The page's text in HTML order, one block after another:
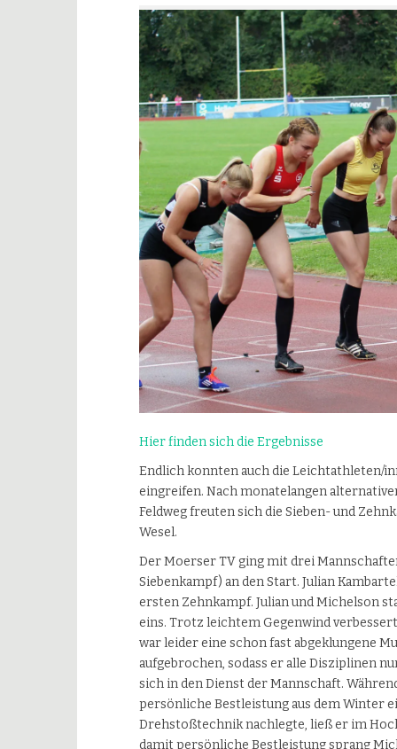
Hier finden sich die Ergebnisse
Endlich konnten auch die Leichtathleten/
eingreifen. Nach monatelangen
Feldweg freuten sich die Sieben- und
Wesel.
Der Moerser TV ging mit drei
Siebenkampf) an den Start. Julian
ersten Zehnkampf. Julian und Michelson
eins. Trotz leichtem Gegenwind
war leider eine schon fast abgeklungene
aufgebrochen, sodass er alle Disziplinen
sich in den Dienst der Mannschaft.
persönliche Bestleistung aus dem Winter
Drehstoßtechnik nachlegte, ließ er im
damit persönliche Bestleistung sprang